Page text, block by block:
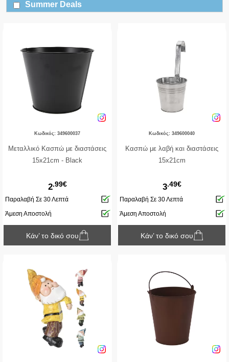
Summer Deals
Κωδικός: 349600037
Μεταλλικό Κασπώ με διαστάσεις
15x21cm - Black
2.99€
Παραλαβή Σε 30 Λεπτά
Άμεση Αποστολή
Κάν’ το δικό σου
Κωδικός: 349600040
Κασπώ με λαβή και διαστάσεις
15x21cm
3.49€
Παραλαβή Σε 30 Λεπτά
Άμεση Αποστολή
Κάν’ το δικό σου